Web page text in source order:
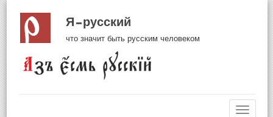
Я русский
что значит быть русским человеком